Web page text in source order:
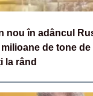
nou în adâncul
de tone
la rând